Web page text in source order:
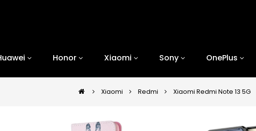
Honor Xiaomi Sony OnePlus
Xiaomi Redmi Xiaomi Redmi Note 13 5G